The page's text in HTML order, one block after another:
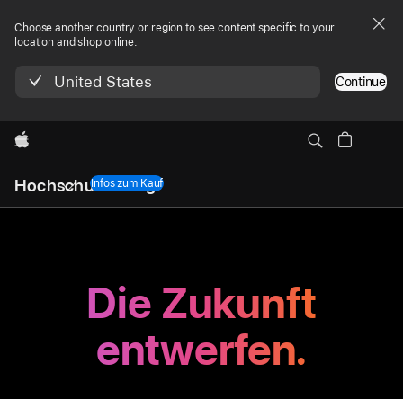
Choose another country or region to see content specific to your
location and shop online.
United States Continue
Apple
Hochschulbildung
Navigation
Menü
öffnen
Infos zum Kauf
Die Zukunft
entwerfen.